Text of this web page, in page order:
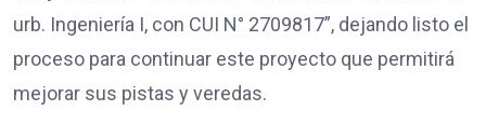
urb. Ingeniería I, con CUI N° 2709817”, dejando listo el
proceso para continuar este proyecto que permitirá
mejorar sus pistas y veredas.